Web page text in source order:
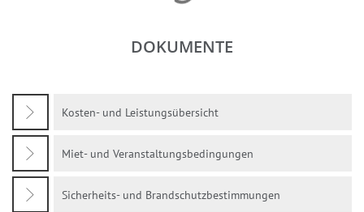
DOKUMENTE
Kosten- und Leistungsübersicht
Miet- und Veranstaltungsbedingungen
Sicherheits- und Brandschutzbestimmungen